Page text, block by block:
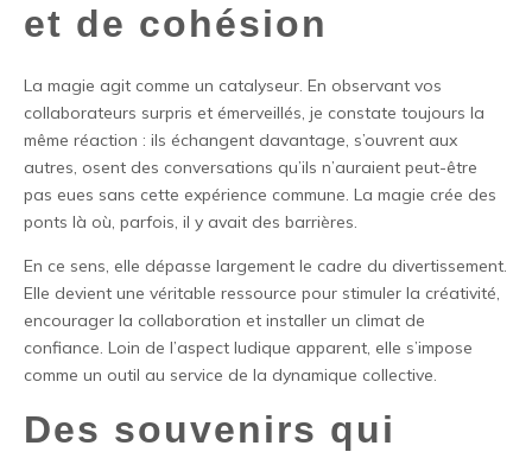
et de cohésion
La magie agit comme un catalyseur. En observant vos
collaborateurs surpris et émerveillés, je constate toujours la
même réaction : ils échangent davantage, s’ouvrent aux
autres, osent des conversations qu’ils n’auraient peut-être
pas eues sans cette expérience commune. La magie crée des
ponts là où, parfois, il y avait des barrières.
En ce sens, elle dépasse largement le cadre du divertissement.
Elle devient une véritable ressource pour stimuler la créativité,
encourager la collaboration et installer un climat de
confiance. Loin de l’aspect ludique apparent, elle s’impose
comme un outil au service de la dynamique collective.
Des souvenirs qui